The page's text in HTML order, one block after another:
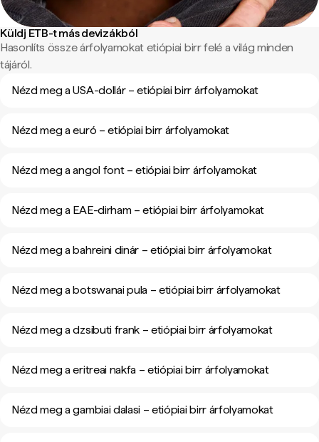
Küldj ETB-t más devizákból
Hasonlíts össze árfolyamokat etiópiai birr felé a világ minden
tájáról.
Nézd meg a USA-dollár – etiópiai birr árfolyamokat
Nézd meg a euró – etiópiai birr árfolyamokat
Nézd meg a angol font – etiópiai birr árfolyamokat
Nézd meg a EAE-dirham – etiópiai birr árfolyamokat
Nézd meg a bahreini dinár – etiópiai birr árfolyamokat
Nézd meg a botswanai pula – etiópiai birr árfolyamokat
Nézd meg a dzsibuti frank – etiópiai birr árfolyamokat
Nézd meg a eritreai nakfa – etiópiai birr árfolyamokat
Nézd meg a gambiai dalasi – etiópiai birr árfolyamokat